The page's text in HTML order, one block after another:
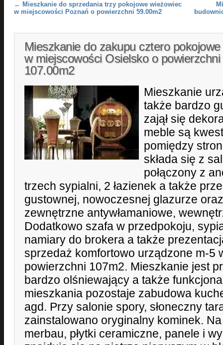
Post navigation
← Mieszkanie do sprzedania trzy pokojowe wieżowiec
w miejscowości Poznań o powierzchni 59.00m2
Mieszkanie do zakupu cztero
w miejscowości Osielsko o powierzchni
107.00m2
Mieszkanie
także bardzo
zajął się
meble są
pomiędzy
składa się z
połączony z
trzech sypialni, 2 łazienek a także
gustownej, nowoczesnej glazurze
zewnętrzne antywłamaniowe,
Dodatkowo szafa w przedpokoju,
namiary do brokera a także
sprzedaż komfortowo urządzone m-5
powierzchni 107m2. Mieszkanie jest
bardzo olśniewający a także
mieszkania pozostaje zabudowa
agd. Przy salonie spory, słoneczny
zainstalowano oryginalny kominek.
merbau, płytki ceramiczne, panele i